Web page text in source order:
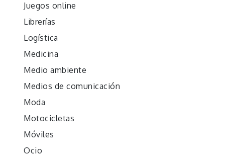
Juegos online
Librerías
Logística
Medicina
Medio ambiente
Medios de comunicación
Moda
Motocicletas
Móviles
Ocio